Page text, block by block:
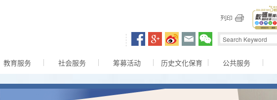
教育服务 社会服务 筹募活动 历史文化保育 公共服务